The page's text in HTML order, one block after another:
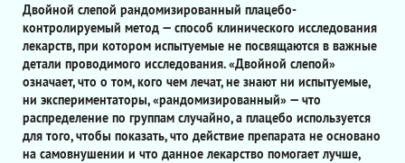
Двойной слепой рандомизированный плацебо-
контролируемый метод — способ клинического исследования
лекарств, при котором испытуемые не посвящаются в важные
детали проводимого исследования. «Двойной слепой»
означает, что о том, кого чем лечат, не знают ни испытуемые,
ни экспериментаторы, «рандомизированный» — что
распределение по группам случайно, а плацебо используется
для того, чтобы показать, что действие препарата не основано
на самовнушении и что данное лекарство помогает лучше,